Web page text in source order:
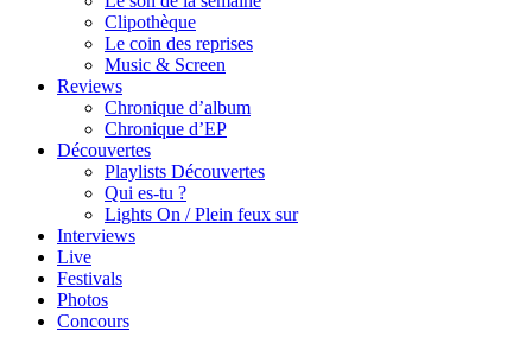
Clipothèque
Le coin des reprises
Music & Screen
Reviews
Chronique d’album
Chronique d’EP
Découvertes
Playlists Découvertes
Qui es-tu ?
Lights On / Plein feux sur
Interviews
Live
Festivals
Photos
Concours